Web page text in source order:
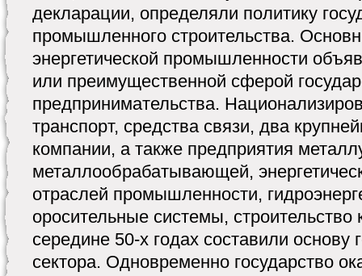
декларации, определяли политику
промышленного строительства.
энергетической промышленности
или преимущественной сферой
предпринимательства.
транспорт, средства связи, два
компании, а также предприятия
металлообрабатывающей,
отраслей промышленности,
оросительные системы, строительство
середине 50-х годах составили основу
сектора. Одновременно государство